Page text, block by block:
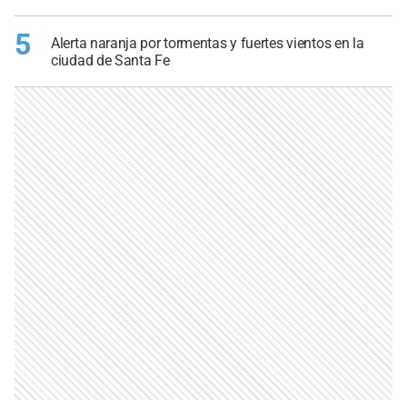
5
Alerta naranja por tormentas y fuertes vientos en la
ciudad de Santa Fe